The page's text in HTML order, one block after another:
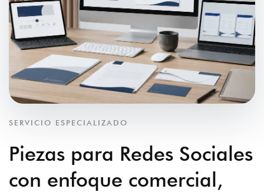
SERVICIO ESPECIALIZADO
Piezas para Redes Sociales
con enfoque comercial,